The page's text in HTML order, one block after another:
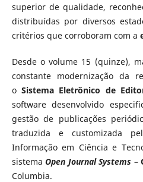
superior de qualidade,
distribuídas por diversos
critérios que corroboram com a
Desde o volume 15 (quinze),
constante modernização da
oSistema Eletrônico de
software desenvolvido
gestão de publicações
traduzida e customizada
Informação em Ciência e
sistemaOpen Journal Systems –
Columbia.